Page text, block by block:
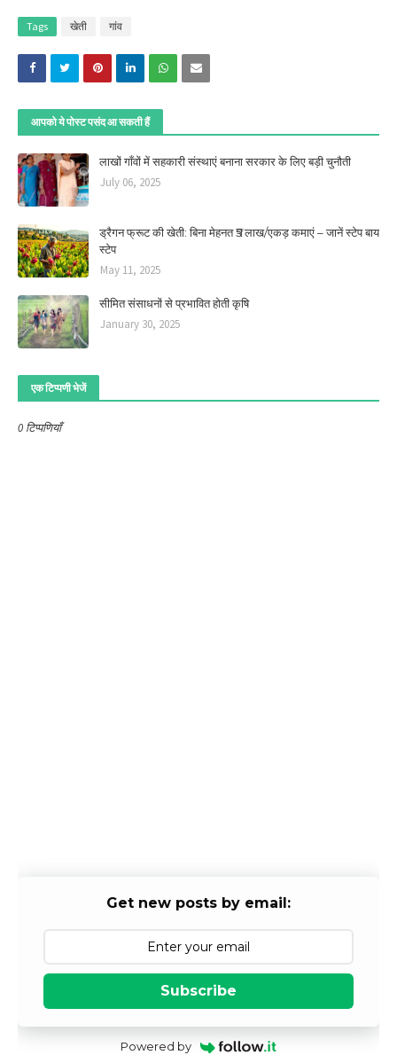
Tags खेती गांव
आपको ये पोस्ट पसंद आ सकती हैं
लाखों गाँवों में सहकारी संस्थाएं बनाना सरकार के लिए बड़ी चुनौती
July 06, 2025
ड्रैगन फ्रूट की खेती: बिना मेहनत ₹5 लाख/एकड़ कमाएं – जानें स्टेप बाय
स्टेप
May 11, 2025
सीमित संसाधनों से प्रभावित होती कृषि
January 30, 2025
एक टिप्पणी भेजें
0 टिप्पणियाँ
Get new posts by email:
Subscribe
Powered by